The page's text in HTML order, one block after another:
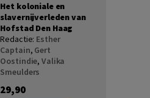
Het koloniale en
slavernijverleden van
Hofstad Den Haag
Redactie: Esther
Captain, Gert
Oostindie,Valika
Smeulders
29,90